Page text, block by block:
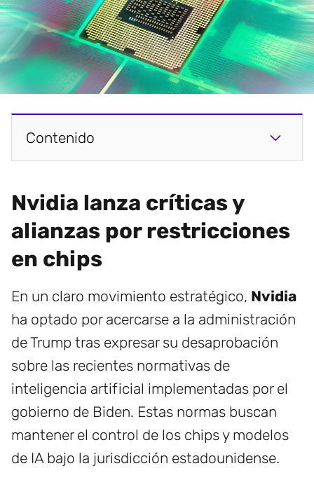
Contenido
Nvidia lanza críticas y
alianzas por restricciones
en chips
En un claro movimiento estratégico, Nvidia
ha optado por acercarse a la administración
de Trump tras expresar su desaprobación
sobre las recientes normativas de
inteligencia artificial implementadas por el
gobierno de Biden. Estas normas buscan
mantener el control de los chips y modelos
de IA bajo la jurisdicción estadounidense.